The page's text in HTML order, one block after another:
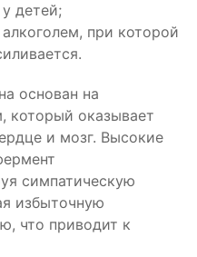
детей;
при которой
основан на
который оказывает
и мозг. Высокие
симпатическую
избыточную
что приводит к